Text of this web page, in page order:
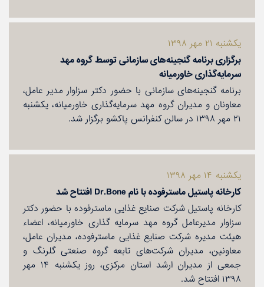
یكشنبه ۲۱ مهر ۱۳۹۸
برگزاری برنامه گنجینه‌های سازمانی توسط گروه مهد
سرمایه‌گذاری خاورمیانه
برنامه گنجینه‌های سازمانی با حضور دكتر سزاوار مدیر عامل،
معاونان و مدیران گروه مهد سرمایه‌گذاری خاورمیانه، یكشنبه
۲۱ مهر ۱۳۹۸ در سالن كنفرانس پاكشو برگزار شد.
یكشنبه ۱۴ مهر ۱۳۹۸
كارخانه پاستیل ماسترفوده با نام Dr.Bone افتتاح شد
كارخانه پاستیل شركت صنایع غذایی ماسترفوده با حضور دكتر
سزاوار مدیرعامل گروه مهد سرمایه گذاری خاورمیانه، اعضاء
هیئت مدیره شركت صنایع غذایی ماسترفوده، مدیران عامل،
معاونین، مدیران شركت‌های تابعه گروه صنعتی گلرنگ و
جمعی از مدیران ارشد استان مركزی، روز یكشنبه ۱۴ مهر
۱۳۹۸ افتتاح شد.